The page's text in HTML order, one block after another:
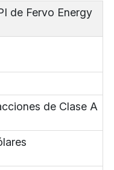
de Fervo Energy
de Clase A